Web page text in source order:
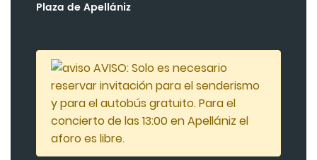
Plaza de Apellániz
AVISO: Solo es necesario
reservar invitación para el senderismo
y para el autobús gratuito. Para el
concierto de las 13:00 en Apellániz el
aforo es libre.